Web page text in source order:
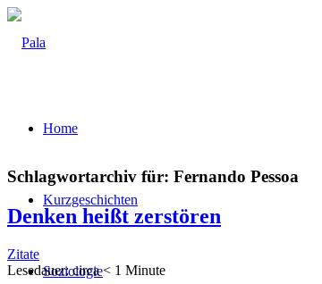
Home
Kurz­ge­schich­ten
Sozio­lo­gie
Schlagwortarchiv für: Fernando Pessoa
Den­ken heißt zerstören
Zitate
Lese­dau­er: cir­ca < 1 Minu­te